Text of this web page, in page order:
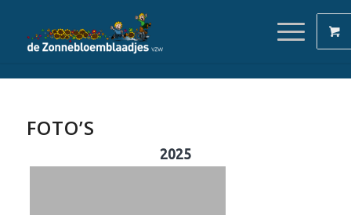
FOTO’S
2025